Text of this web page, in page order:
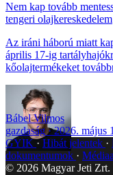
Nem kap tovább
tengeri olajkereskedelem
Az iráni háború miatt
április 17-ig
kőolajtermékeket
Bábel Vilmos
gazdaság
2026. május
GYIK Hibát jelentek
dokumentumok
© 2026 Magyar Jeti Zrt.